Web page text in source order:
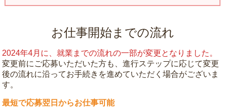
お仕事開始までの流れ
2024年4月に、就業までの流れの一部が変更となりました。
変更前にご応募いただいた方も、進行ステップに応じて変更
後の流れに沿ってお手続きを進めていただく場合がございま
す。
最短で応募翌日からお仕事可能